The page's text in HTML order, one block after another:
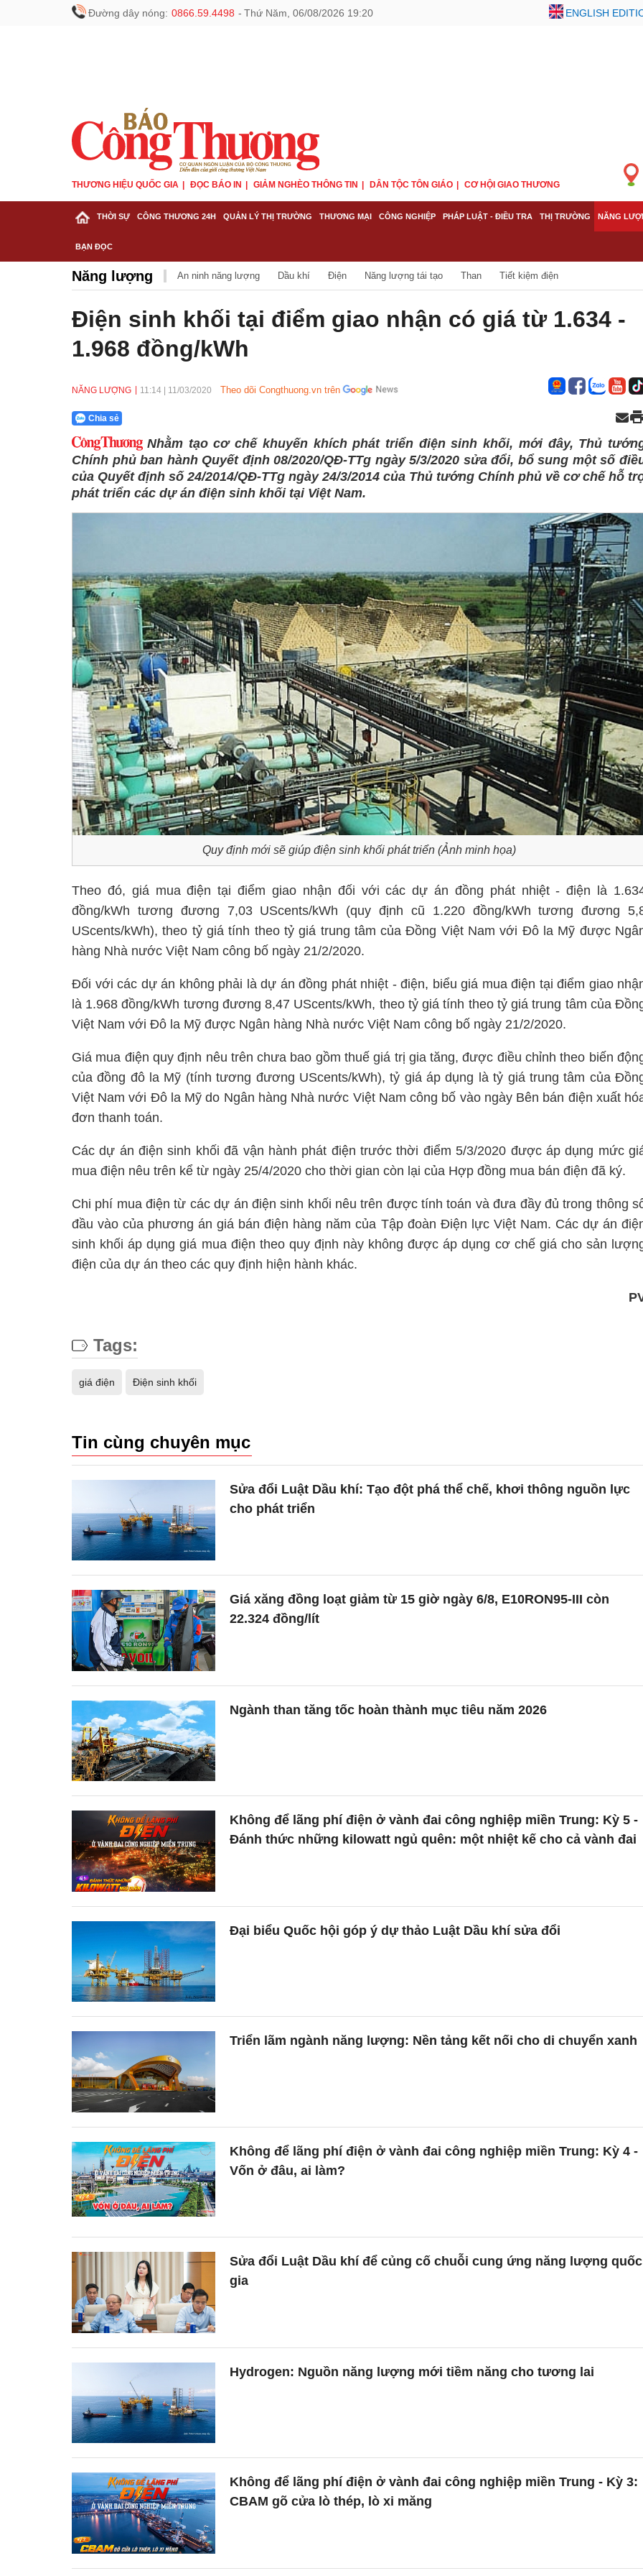
Đường dây nóng: 0866.59.4498 - Thứ Năm, 06/08/2026 19:20 ENGLISH
THƯƠNG HIỆU QUỐC GIA ĐỌC BÁO IN GIẢM NGHÈO THÔNG TIN DÂN TỘC TÔN GIÁO CƠ HỘI GIAO THƯƠNG
THỜI SỰ CÔNG THƯƠNG 24H QUẢN LÝ THỊ TRƯỜNG THƯƠNG MẠI CÔNG NGHIỆP PHÁP LUẬT - ĐIỀU TRA THỊ TRƯỜNG NĂNG
BẠN ĐỌC
Năng lượng An ninh năng lượng Dầu khí Điện Năng lượng tái tạo Than Tiết kiệm điện
Điện sinh khối tại điểm giao nhận có giá từ 1.634 -
1.968 đồng/kWh
NĂNG LƯỢNG 11:14 11/03/2020 Theo dõi Congthuong.vn trên
Chia sẻ
Nhằm tạo cơ chế khuyến khích phát triển điện sinh khối, mới đây, Thủ
Chính phủ ban hành Quyết định 08/2020/QĐ-TTg ngày 5/3/2020 sửa đổi, bổ sung một số
của Quyết định số 24/2014/QĐ-TTg ngày 24/3/2014 của Thủ tướng Chính phủ về cơ chế hỗ
phát triển các dự án điện sinh khối tại Việt Nam.
Quy định mới sẽ giúp điện sinh khối phát triển (Ảnh minh họa)
Theo đó, giá mua điện tại điểm giao nhận đối với các dự án đồng phát nhiệt - điện là
đồng/kWh tương đương 7,03 UScents/kWh (quy định cũ 1.220 đồng/kWh tương đương
UScents/kWh), theo tỷ giá tính theo tỷ giá trung tâm của Đồng Việt Nam với Đô la Mỹ được
hàng Nhà nước Việt Nam công bố ngày 21/2/2020.
Đối với các dự án không phải là dự án đồng phát nhiệt - điện, biểu giá mua điện tại điểm giao
là 1.968 đồng/kWh tương đương 8,47 UScents/kWh, theo tỷ giá tính theo tỷ giá trung tâm của
Việt Nam với Đô la Mỹ được Ngân hàng Nhà nước Việt Nam công bố ngày 21/2/2020.
Giá mua điện quy định nêu trên chưa bao gồm thuế giá trị gia tăng, được điều chỉnh theo biến
của đồng đô la Mỹ (tính tương đương UScents/kWh), tỷ giá áp dụng là tỷ giá trung tâm của
Việt Nam với Đô la Mỹ do Ngân hàng Nhà nước Việt Nam công bố vào ngày Bên bán điện xuất
đơn thanh toán.
Các dự án điện sinh khối đã vận hành phát điện trước thời điểm 5/3/2020 được áp dụng mức
mua điện nêu trên kể từ ngày 25/4/2020 cho thời gian còn lại của Hợp đồng mua bán điện đã ký.
Chi phí mua điện từ các dự án điện sinh khối nêu trên được tính toán và đưa đầy đủ trong thông
đầu vào của phương án giá bán điện hàng năm của Tập đoàn Điện lực Việt Nam. Các dự án
sinh khối áp dụng giá mua điện theo quy định này không được áp dụng cơ chế giá cho sản
điện của dự án theo các quy định hiện hành khác.
Tags:
giá điện Điện sinh khối
Tin cùng chuyên mục
Sửa đổi Luật Dầu khí: Tạo đột phá thể chế, khơi thông nguồn lực
cho phát triển
Giá xăng đồng loạt giảm từ 15 giờ ngày 6/8, E10RON95-III còn
22.324 đồng/lít
Ngành than tăng tốc hoàn thành mục tiêu năm 2026
Không để lãng phí điện ở vành đai công nghiệp miền Trung: Kỳ 5 -
Đánh thức những kilowatt ngủ quên: một nhiệt kế cho cả vành đai
Đại biểu Quốc hội góp ý dự thảo Luật Dầu khí sửa đổi
Triển lãm ngành năng lượng: Nền tảng kết nối cho di chuyển xanh
Không để lãng phí điện ở vành đai công nghiệp miền Trung: Kỳ 4 -
Vốn ở đâu, ai làm?
Sửa đổi Luật Dầu khí để củng cố chuỗi cung ứng năng lượng quốc
gia
Hydrogen: Nguồn năng lượng mới tiềm năng cho tương lai
Không để lãng phí điện ở vành đai công nghiệp miền Trung - Kỳ 3:
CBAM gõ cửa lò thép, lò xi măng